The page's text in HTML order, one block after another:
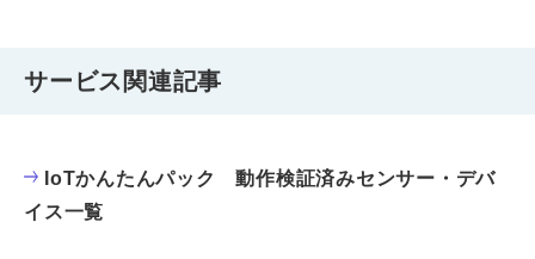
サービス関連記事
IoTかんたんパック 動作検証済みセンサー・デバ
イス一覧